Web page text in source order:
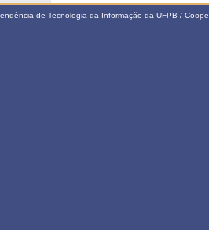
de Tecnologia da Informação da UFPB /